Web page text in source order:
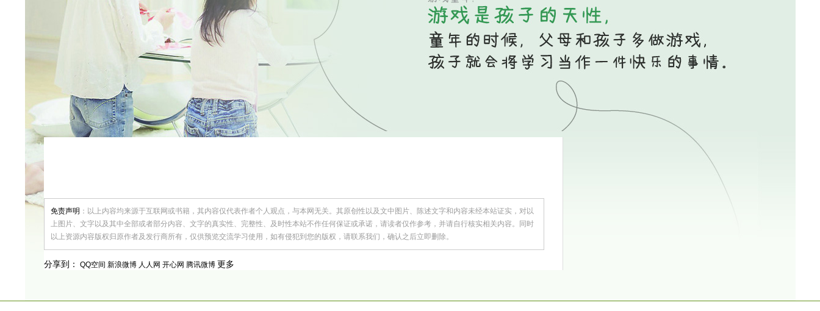
免责声明 ：以上内容均来源于互联网或书籍，其内容仅代表作者个人观点，与本网无关。其原创性以及文中图片、陈述文字和内容未经本站证实，对以
上图片、文字以及其中全部或者部分内容、文字的真实性、完整性、及时性本站不作任何保证或承诺，请读者仅作参考，并请自行核实相关内容。同时
以上资源内容版权归原作者及发行商所有，仅供预览交流学习使用，如有侵犯到您的版权，请联系我们，确认之后立即删除。
分享到： QQ空间 新浪微博 人人网 开心网 腾讯微博 更多